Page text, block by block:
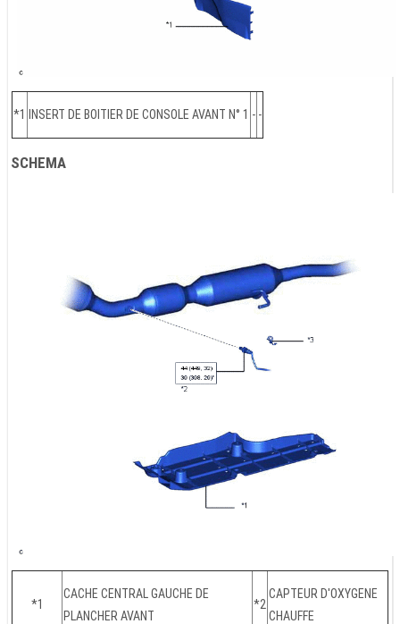
*1 INSERT DE BOITIER DE CONSOLE AVANT N° 1 - -
SCHEMA
*1
CACHE CENTRAL GAUCHE DE
PLANCHER AVANT
*2
CAPTEUR D'OXYGENE
CHAUFFE